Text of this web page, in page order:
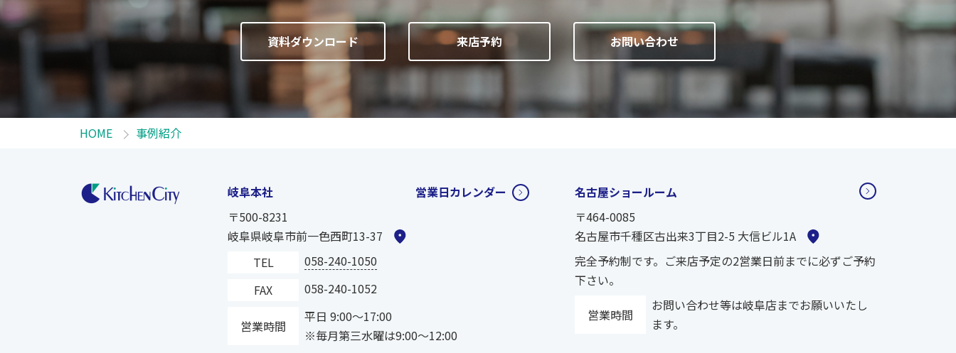
資料ダウンロード 来店予約 お問い合わせ
HOME 事例紹介
岐阜本社
〒500-8231
岐阜県岐阜市前一色西町13-37
TEL
058-240-1050
FAX
058-240-1052
営業時間
平日 9:00～17:00
※毎月第三水曜は9:00～12:00
営業日カレンダー
名古屋ショールーム
〒464-0085
名古屋市千種区古出来3丁目2-5 大信ビル1A
完全予約制です。ご来店予定の2営業日前までに必ずご予約
下さい。
営業時間
お問い合わせ等は岐阜店までお願いいたし
ます。